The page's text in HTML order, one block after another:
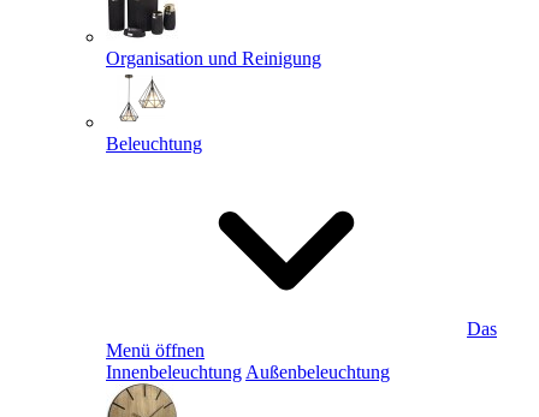
Organisation und Reinigung
Beleuchtung
Das
Menü öffnen
Innenbeleuchtung Außenbeleuchtung